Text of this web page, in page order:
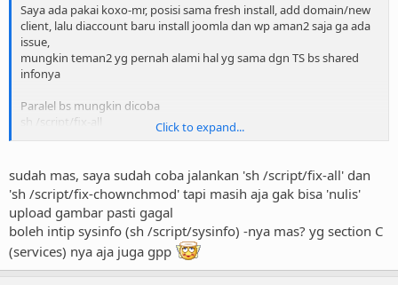
Saya ada pakai koxo-mr, posisi sama fresh install, add domain/new
client, lalu diaccount baru install joomla dan wp aman2 saja ga ada
issue,
mungkin teman2 yg pernah alami hal yg sama dgn TS bs shared
infonya
Paralel bs mungkin dicoba
sh /script/fix-all
sh /script/fix-chownchmod
atau fix permision dari panel
#i'mnewcomerinkloxo-mr
Click to expand...
sudah mas, saya sudah coba jalankan 'sh /script/fix-all' dan
'sh /script/fix-chownchmod' tapi masih aja gak bisa 'nulis'
upload gambar pasti gagal
boleh intip sysinfo (sh /script/sysinfo) -nya mas? yg section C
(services) nya aja juga gpp